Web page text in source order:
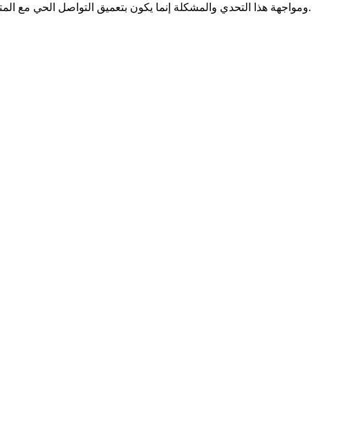
ومواجهة هذا التحدي والمشكلة إنما يكون بتعميق التواصل الحي مع المتربين، وتكثيف هذا التواصل واستمراريته، وأما ما بعده من نوع الأساليب والخطاب التربوي ومهاراته وغير ذلك فكل ذلك مجرد تفاصيل.